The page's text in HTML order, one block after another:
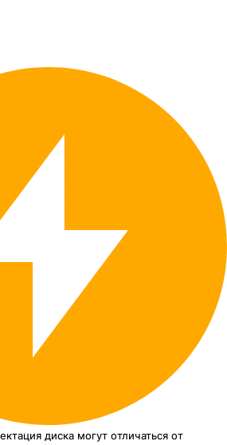
диска могут отличаться от